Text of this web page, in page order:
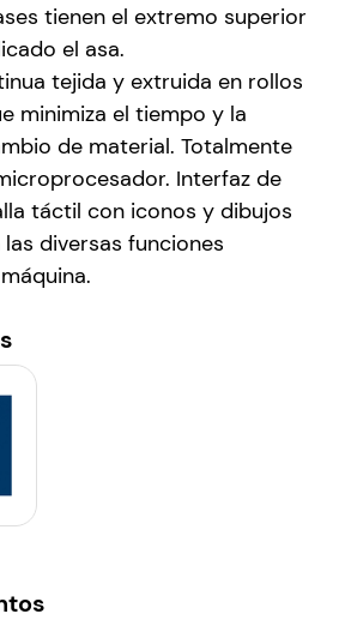
tienen el extremo superior
el asa.
tejida y extruida en rollos
minimiza el tiempo y la
de material. Totalmente
Interfaz de
táctil con iconos y dibujos
diversas funciones